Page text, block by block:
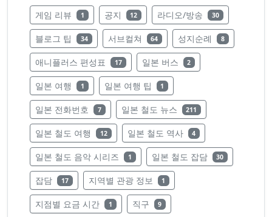
게임 리뷰 레이블의 글 수
1 공지 레이블의 글 수
12 라디오/방송 레이블의 글 수
30
블로그 팁 레이블의 글 수
34 서브컬쳐 레이블의 글 수
64 성지순례 레이블의 글 수
8
애니플러스 편성표 레이블의 글 수
17 일본 버스 레이블의 글 수
2
일본 여행 레이블의 글 수
1 일본 여행 팁 레이블의 글 수
1
일본 전화번호 레이블의 글 수
7 일본 철도 뉴스 레이블의 글 수
211
일본 철도 여행 레이블의 글 수
12 일본 철도 역사 레이블의 글 수
4
일본 철도 음악 시리즈 레이블의 글 수
1 일본 철도 잡담 레이블의 글 수
30
잡담 레이블의 글 수
17 지역별 관광 정보 레이블의 글 수
1
지점별 요금 시간 레이블의 글 수
1 직구 레이블의 글 수
9